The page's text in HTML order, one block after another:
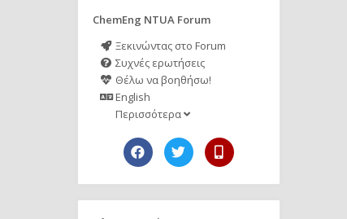
ChemEng NTUA Forum
Ξεκινώντας στο Forum
Συχνές ερωτήσεις
Θέλω να βοηθήσω!
English
Περισσότερα